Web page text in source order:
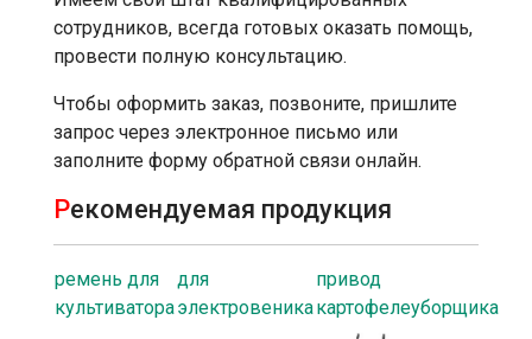
сотрудников, всегда готовых оказать помощь,
провести полную консультацию.
Чтобы оформить заказ, позвоните, пришлите
запрос через электронное письмо или
заполните форму обратной связи онлайн.
Рекомендуемая продукция
ремень для
культиватора
для
электровеника
привод
картофелеуборщика